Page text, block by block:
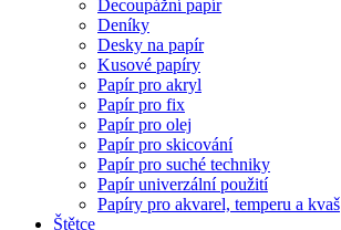
Decoupážní papír
Deníky
Desky na papír
Kusové papíry
Papír pro akryl
Papír pro fix
Papír pro olej
Papír pro skicování
Papír pro suché techniky
Papír univerzální použití
Papíry pro akvarel, temperu a kvaš
Štětce